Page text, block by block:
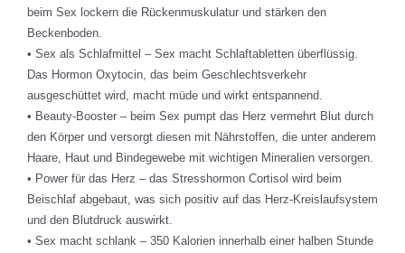
beim Sex lockern die Rückenmuskulatur und stärken den
Beckenboden.
• Sex als Schlafmittel – Sex macht Schlaftabletten überflüssig.
Das Hormon Oxytocin, das beim Geschlechtsverkehr
ausgeschüttet wird, macht müde und wirkt entspannend.
• Beauty-Booster – beim Sex pumpt das Herz vermehrt Blut durch
den Körper und versorgt diesen mit Nährstoffen, die unter anderem
Haare, Haut und Bindegewebe mit wichtigen Mineralien versorgen.
• Power für das Herz – das Stresshormon Cortisol wird beim
Beischlaf abgebaut, was sich positiv auf das Herz-Kreislaufsystem
und den Blutdruck auswirkt.
• Sex macht schlank – 350 Kalorien innerhalb einer halben Stunde